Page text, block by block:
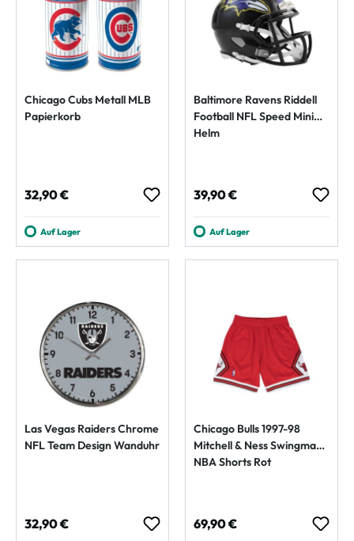
Chicago Cubs Metall MLB
Papierkorb
Regulärer Preis:
32,90 €
Auf Lager
Baltimore Ravens Riddell
Football NFL Speed Mini
Helm
Regulärer Preis:
39,90 €
Auf Lager
Las Vegas Raiders Chrome
NFL Team Design Wanduhr
Regulärer Preis:
32,90 €
Chicago Bulls 1997-98
Mitchell & Ness Swingman
NBA Shorts Rot
Regulärer Preis:
69,90 €